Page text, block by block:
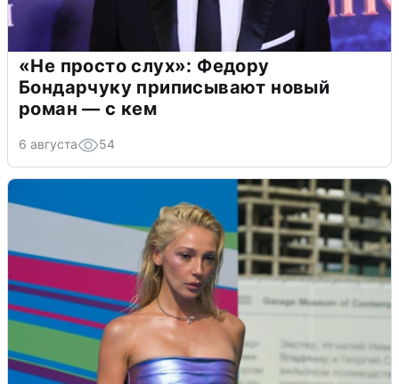
«Не просто слух»: Федору
Бондарчуку приписывают новый
роман — с кем
6 августа 54